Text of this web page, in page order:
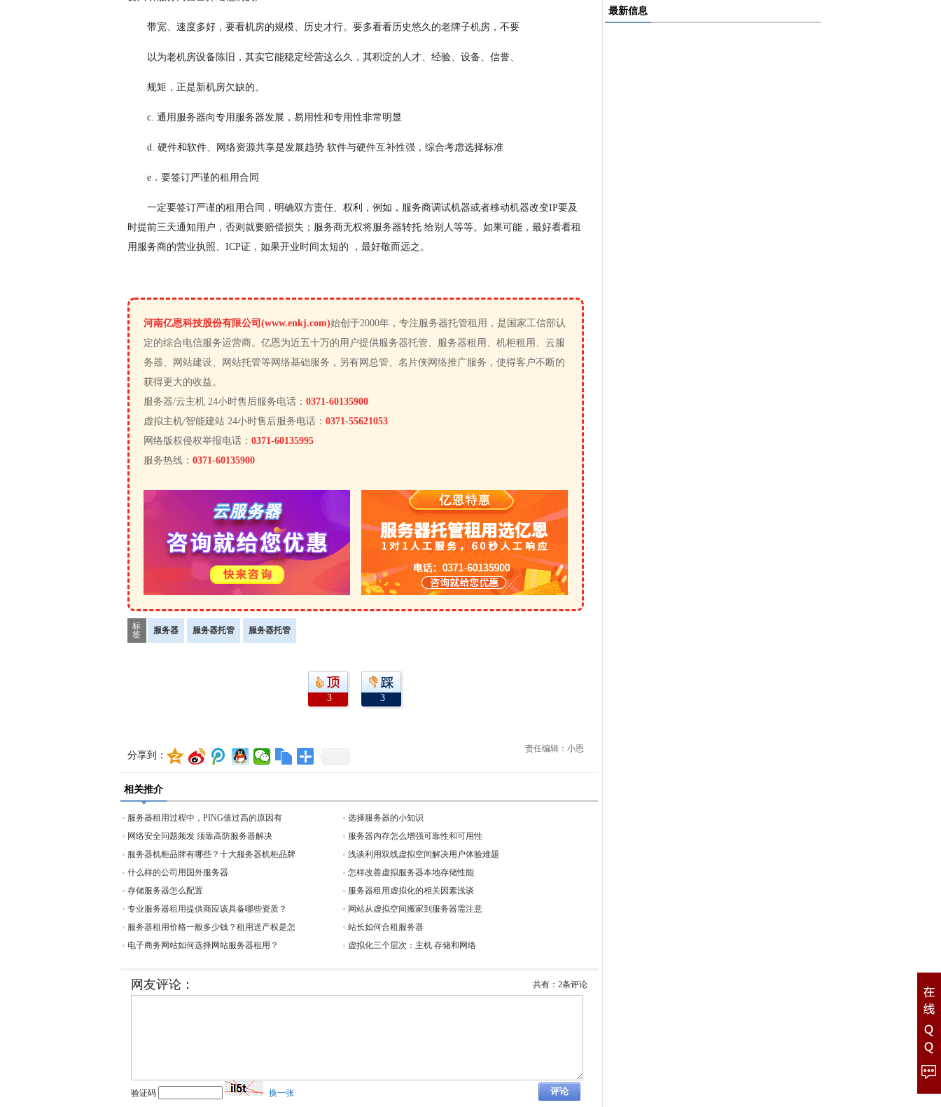
带宽、速度多好，要看机房的规模、历史才行。要多看看历史悠久的老牌子机房，不要
以为老机房设备陈旧，其实它能稳定经营这么久，其积淀的人才、经验、设备、信誉、
规矩，正是新机房欠缺的。
c. 通用服务器向专用服务器发展，易用性和专用性非常明显
d. 硬件和软件、网络资源共享是发展趋势 软件与硬件互补性强，综合考虑选择标准
e．要签订严谨的租用合同
一定要签订严谨的租用合同，明确双方责任、权利，例如，服务商调试机器或者移动机器改变IP要及
时提前三天通知用户，否则就要赔偿损失；服务商无权将服务器转托 给别人等等。如果可能，最好看看租
用服务商的营业执照、ICP证，如果开业时间太短的 ，最好敬而远之。
河南亿恩科技股份有限公司(www.enkj.com)始创于2000年，专注服务器托管租用，是国家工信部认
定的综合电信服务运营商。亿恩为近五十万的用户提供服务器托管、服务器租用、机柜租用、云服
务器、网站建设、网站托管等网络基础服务，另有网总管、名片侠网络推广服务，使得客户不断的
获得更大的收益。
服务器/云主机 24小时售后服务电话： 0371-60135900
虚拟主机/智能建站 24小时售后服务电话： 0371-55621053
网络版权侵权举报电话： 0371-60135995
服务热线： 0371-60135900
标
签
服务器 服务器托管 服务器托管
3 3
分享到：
责任编辑：小恩
相关推介
服务器租用过程中，PING值过高的原因有
网络安全问题频发 须靠高防服务器解决
服务器机柜品牌有哪些？十大服务器机柜品牌
什么样的公司用国外服务器
存储服务器怎么配置
专业服务器租用提供商应该具备哪些资质？
服务器租用价格一般多少钱？租用送产权是怎
电子商务网站如何选择网站服务器租用？
选择服务器的小知识
服务器内存怎么增强可靠性和可用性
浅谈利用双线虚拟空间解决用户体验难题
怎样改善虚拟服务器本地存储性能
服务器租用虚拟化的相关因素浅谈
网站从虚拟空间搬家到服务器需注意
站长如何合租服务器
虚拟化三个层次：主机 存储和网络
共有：2条评论
网友评论：
验证码 换一张
最新信息